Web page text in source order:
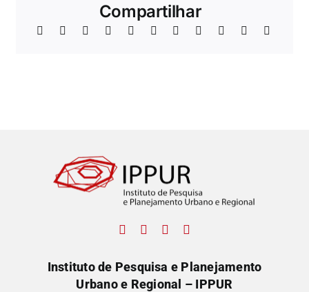
Compartilhar
Instituto de Pesquisa e Planejamento
Urbano e Regional – IPPUR